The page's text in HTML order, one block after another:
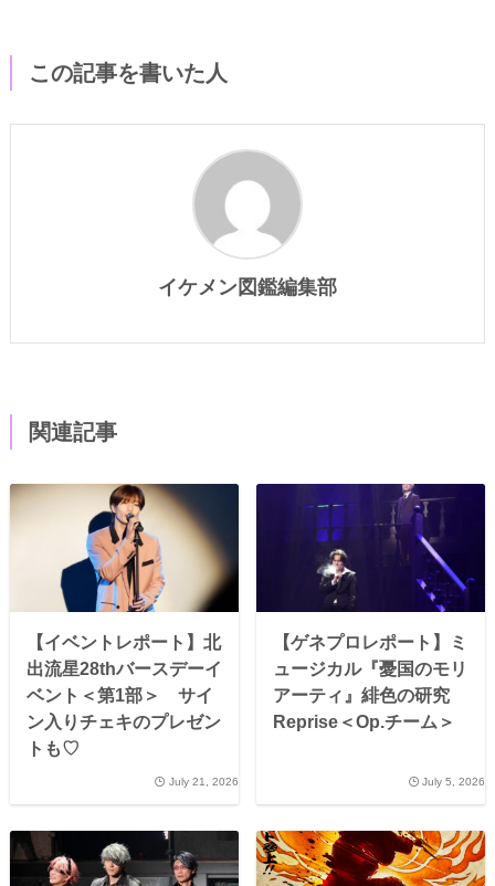
この記事を書いた人
イケメン図鑑編集部
関連記事
【イベントレポート】北
出流星28thバースデーイ
ベント＜第1部＞ サイ
ン入りチェキのプレゼン
トも♡
July 21, 2026
【ゲネプロレポート】ミ
ュージカル『憂国のモリ
アーティ』緋色の研究
Reprise＜Op.チーム＞
July 5, 2026